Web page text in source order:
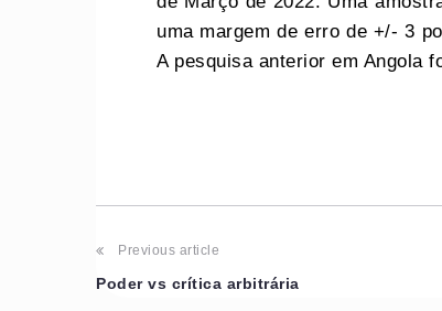
uma margem de erro de +/- 3
A pesquisa anterior em Angola
Previous article
Poder vs crítica arbitrária